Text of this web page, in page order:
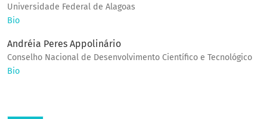
Universidade Federal de Alagoas
Bio
Andréia Peres Appolinário
Conselho Nacional de Desenvolvimento Científico e Tecnológico
Bio